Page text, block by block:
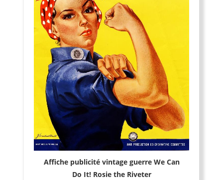
Affiche publicité vintage guerre We Can
Do It! Rosie the Riveter